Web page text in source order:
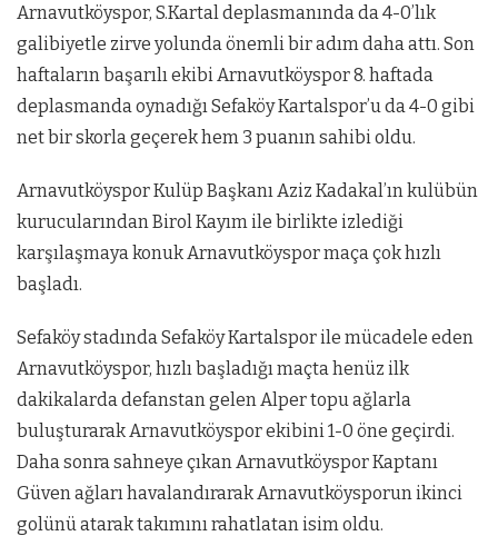
Arnavutköyspor, S.Kartal deplasmanında da 4-0’lık
galibiyetle zirve yolunda önemli bir adım daha attı. Son
haftaların başarılı ekibi Arnavutköyspor 8. haftada
deplasmanda oynadığı Sefaköy Kartalspor’u da 4-0 gibi
net bir skorla geçerek hem 3 puanın sahibi oldu.
Arnavutköyspor Kulüp Başkanı Aziz Kadakal’ın kulübün
kurucularından Birol Kayım ile birlikte izlediği
karşılaşmaya konuk Arnavutköyspor maça çok hızlı
başladı.
Sefaköy stadında Sefaköy Kartalspor ile mücadele eden
Arnavutköyspor, hızlı başladığı maçta henüz ilk
dakikalarda defanstan gelen Alper topu ağlarla
buluşturarak Arnavutköyspor ekibini 1-0 öne geçirdi.
Daha sonra sahneye çıkan Arnavutköyspor Kaptanı
Güven ağları havalandırarak Arnavutköysporun ikinci
golünü atarak takımını rahatlatan isim oldu.